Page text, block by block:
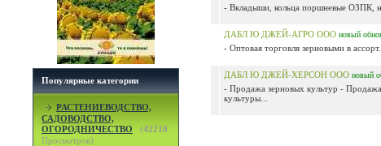
Популярные категории
РАСТЕНИЕВОДСТВО,
САДОВОДСТВО,
ОГОРОДНИЧЕСТВО
(42210
Просмотров)
- Вкладыши, кольца поршневые ОЗПК,
ДАБЛ Ю ДЖЕЙ-АГРО ООО новый
- Оптовая торговля зерновыми в
ДАБЛ Ю ДЖЕЙ-ХЕРСОН ООО новый
- Продажа зерновых культур -
культуры...